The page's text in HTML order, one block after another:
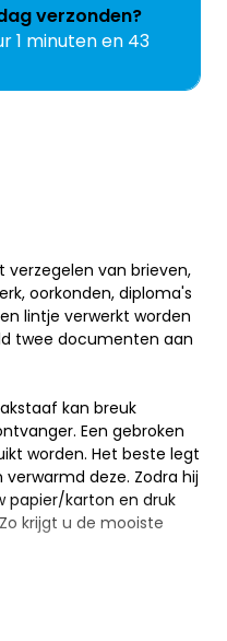
verzegelen van brieven,
oorkonden, diploma's
lintje verwerkt worden
twee documenten aan
kan breuk
Een gebroken
worden. Het beste legt
deze. Zodra hij
papier/karton en druk
krijgt u de mooiste
verzonden?
1 minuten en 43